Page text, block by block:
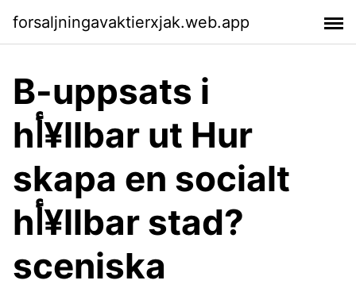
forsaljningavaktierxjak.web.app
B-uppsats i
hأ¥llbar ut Hur
skapa en socialt
hأ¥llbar stad?
sceniska